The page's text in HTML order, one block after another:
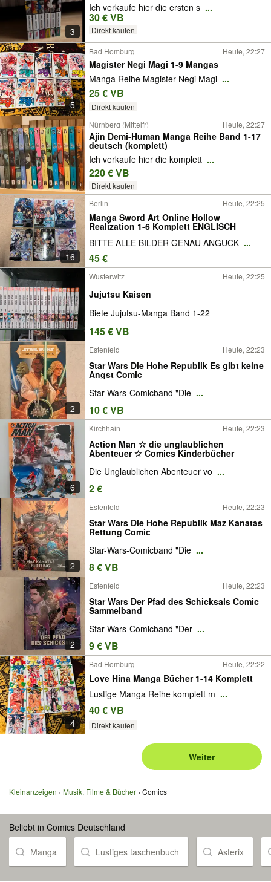
3
Ich verkaufe hier die ersten s ...
30 € VB
Direkt kaufen
5
Bad Homburg Heute, 22:27
Magister Negi Magi 1-9 Mangas
Manga Reihe Magister Negi Magi ...
25 € VB
Direkt kaufen
Nürnberg (Mittelfr)
Heute, 22:27
Ajin Demi-Human Manga Reihe Band 1-17
deutsch (komplett)
Ich verkaufe hier die komplett ...
220 € VB
Direkt kaufen
16
Berlin Heute, 22:25
Manga Sword Art Online Hollow
Realization 1-6 Komplett ENGLISCH
BITTE ALLE BILDER GENAU ANGUCK ...
45 €
Wusterwitz Heute, 22:25
Jujutsu Kaisen
Biete Jujutsu-Manga Band 1-22
145 € VB
2
Estenfeld Heute, 22:23
Star Wars Die Hohe Republik Es gibt keine
Angst Comic
Star-Wars-Comicband "Die ...
10 € VB
6
Kirchhain Heute, 22:23
Action Man ☆ die unglaublichen
Abenteuer ☆ Comics Kinderbücher
Die Unglaublichen Abenteuer vo ...
2 €
2
Estenfeld Heute, 22:23
Star Wars Die Hohe Republik Maz Kanatas
Rettung Comic
Star-Wars-Comicband "Die ...
8 € VB
2
Estenfeld Heute, 22:23
Star Wars Der Pfad des Schicksals Comic
Sammelband
Star-Wars-Comicband "Der ...
9 € VB
4
Bad Homburg Heute, 22:22
Love Hina Manga Bücher 1-14 Komplett
Lustige Manga Reihe komplett m ...
40 € VB
Direkt kaufen
Weiter
Kleinanzeigen Musik, Filme & Bücher Comics
Beliebt in Comics Deutschland
Manga Lustiges taschenbuch Asterix